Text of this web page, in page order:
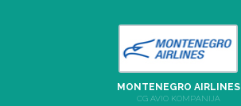
MONTENEGRO AIRLINES
CG AVIO KOMPANIJA